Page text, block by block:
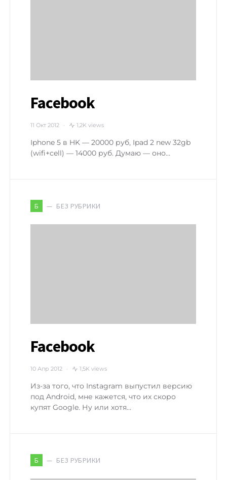
Facebook
11 Окт 2012 1,2K views
Iphone 5 в HK — 20000 руб, Ipad 2 new 32gb
(wifi+cell) — 14000 руб. Думаю — оно…
Б БЕЗ РУБРИКИ
Facebook
10 Апр 2012 1,5K views
Из-за того, что Instagram выпустил версию
под Android, мне кажется, что их скоро
купят Google. Ну или хотя…
Б БЕЗ РУБРИКИ